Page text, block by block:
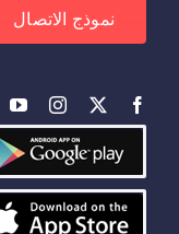
نموذج الاتصال